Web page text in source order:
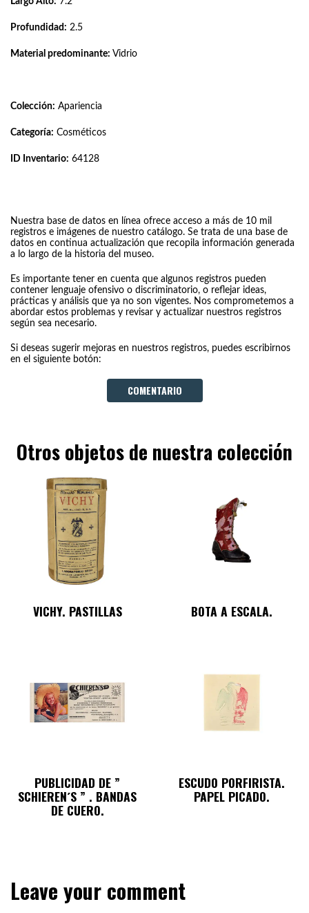
Profundidad: 2.5
Material predominante: Vidrio
Colección: Apariencia
Categoría: Cosméticos
ID Inventario: 64128
Nuestra base de datos en línea ofrece acceso a más de 10 mil
registros e imágenes de nuestro catálogo. Se trata de una base de
datos en continua actualización que recopila información generada
a lo largo de la historia del museo.
Es importante tener en cuenta que algunos registros pueden
contener lenguaje ofensivo o discriminatorio, o reflejar ideas,
prácticas y análisis que ya no son vigentes. Nos comprometemos a
abordar estos problemas y revisar y actualizar nuestros registros
según sea necesario.
Si deseas sugerir mejoras en nuestros registros, puedes escribirnos
en el siguiente botón:
COMENTARIO
Otros objetos de nuestra colección
VICHY. PASTILLAS BOTA A ESCALA.
PUBLICIDAD DE ”
SCHIEREN´S ” . BANDAS
DE CUERO.
ESCUDO PORFIRISTA.
PAPEL PICADO.
Leave your comment